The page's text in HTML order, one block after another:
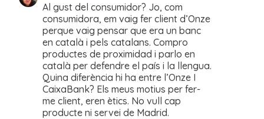
Al gust del consumidor? Jo, com
consumidora, em vaig fer client d’Onze
perque vaig pensar que era un banc
en català i pels catalans. Compro
productes de proximidad i parlo en
català per defendre el país i la llengua.
Quina diferència hi ha entre l’Onze I
CaixaBank? Els meus motius per fer-
me client, eren ètics. No vull cap
producte ni servei de Madrid.